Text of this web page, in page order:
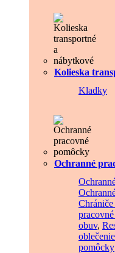
Kolieska
Kladky
Ochranné
obuv,
oblečenie
pomôcky